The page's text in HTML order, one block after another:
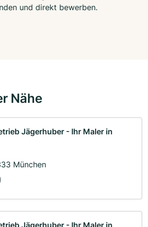
und direkt bewerben.
Nähe
Jägerhuber - Ihr Maler in
München
Jägerhuber - Ihr Maler in